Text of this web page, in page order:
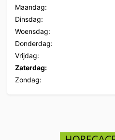
Maandag:
Dinsdag:
Woensdag:
Donderdag:
Vrijdag:
Zaterdag:
Zondag: